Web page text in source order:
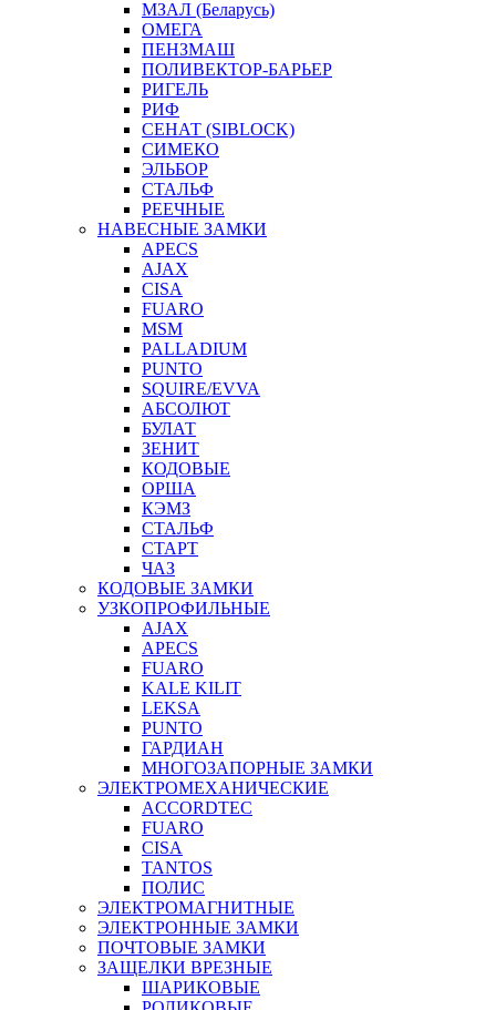
МЗАЛ (Беларусь)
ОМЕГА
ПЕНЗМАШ
ПОЛИВЕКТОР-БАРЬЕР
РИГЕЛЬ
РИФ
СЕНАТ (SIBLOCK)
СИМЕКО
ЭЛЬБОР
СТАЛЬФ
РЕЕЧНЫЕ
НАВЕСНЫЕ ЗАМКИ
APECS
AJAX
CISA
FUARO
MSM
PALLADIUM
PUNTO
SQUIRE/EVVA
АБСОЛЮТ
БУЛАТ
ЗЕНИТ
КОДОВЫЕ
ОРША
КЭМЗ
СТАЛЬФ
СТАРТ
ЧАЗ
КОДОВЫЕ ЗАМКИ
УЗКОПРОФИЛЬНЫЕ
AJAX
APECS
FUARO
KALE KILIT
LEKSA
PUNTO
ГАРДИАН
МНОГОЗАПОРНЫЕ ЗАМКИ
ЭЛЕКТРОМЕХАНИЧЕСКИЕ
ACCORDTEC
FUARO
CISA
TANTOS
ПОЛИС
ЭЛЕКТРОМАГНИТНЫЕ
ЭЛЕКТРОННЫЕ ЗАМКИ
ПОЧТОВЫЕ ЗАМКИ
ЗАЩЕЛКИ ВРЕЗНЫЕ
ШАРИКОВЫЕ